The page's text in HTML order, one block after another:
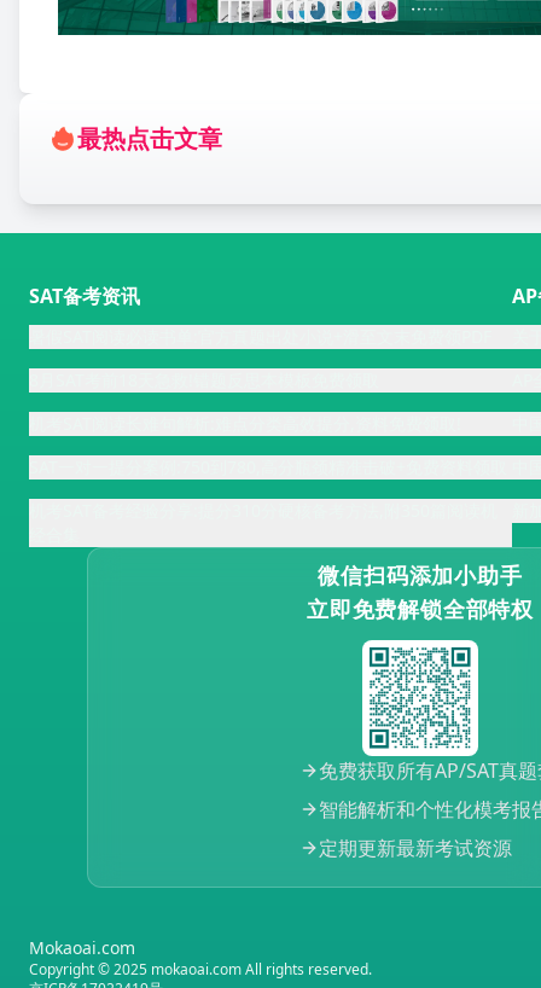
最热点击文章
SAT备考资讯
微信扫码添加小助手
立即免费解锁全部特权
免费获取所有AP/SAT真
智能解析和个性化模考报
定期更新最新考试资源
Mokaoai.com
Copyright © 2025 mokaoai.com All rights reserved.